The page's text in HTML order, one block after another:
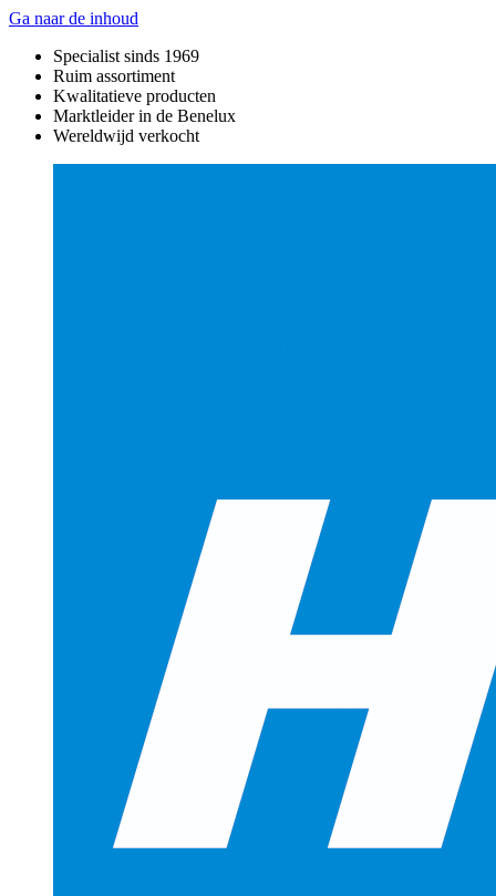
Ga naar de inhoud
Specialist sinds 1969
Ruim assortiment
Kwalitatieve producten
Marktleider in de Benelux
Wereldwijd verkocht